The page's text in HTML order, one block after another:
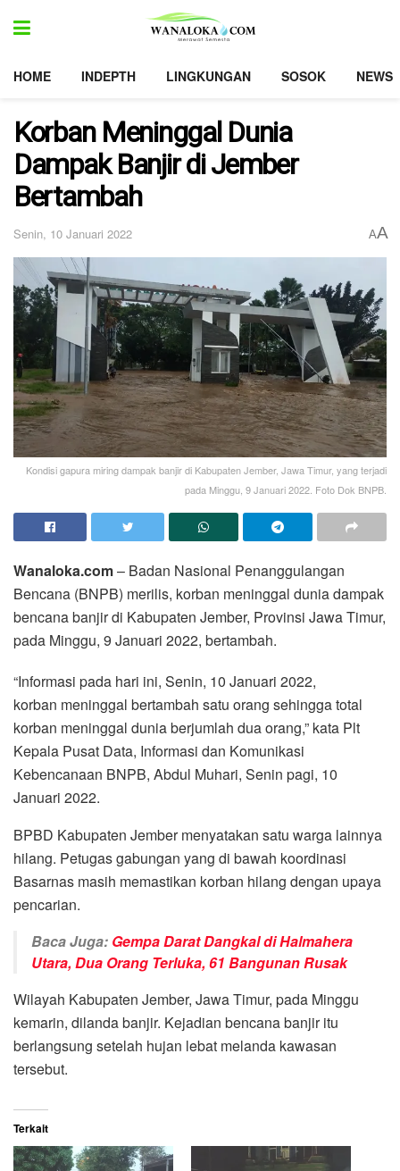
HOME INDEPTH LINGKUNGAN SOSOK NEWS
Korban Meninggal Dunia
Dampak Banjir di Jember
Bertambah
Senin, 10 Januari 2022 AA
Kondisi gapura miring dampak banjir di Kabupaten Jember, Jawa Timur, yang terjadi
pada Minggu, 9 Januari 2022. Foto Dok BNPB.
Wanaloka.com– Badan Nasional Penanggulangan
Bencana (BNPB) merilis, korban meninggal dunia dampak
bencana banjir di Kabupaten Jember, Provinsi Jawa Timur,
pada Minggu, 9 Januari 2022, bertambah.
“Informasi pada hari ini, Senin, 10 Januari 2022,
korban meninggal bertambah satu orang sehingga total
korban meninggal dunia berjumlah dua orang,” kata Plt
Kepala Pusat Data, Informasi dan Komunikasi
Kebencanaan BNPB, Abdul Muhari, Senin pagi, 10
Januari 2022.
BPBD Kabupaten Jember menyatakan satu warga lainnya
hilang. Petugas gabungan yang di bawah koordinasi
Basarnas masih memastikan korban hilang dengan upaya
pencarian.
Baca Juga: Gempa Darat Dangkal di Halmahera
Utara, Dua Orang Terluka, 61 Bangunan Rusak
Wilayah Kabupaten Jember, Jawa Timur, pada Minggu
kemarin, dilanda banjir. Kejadian bencana banjir itu
berlangsung setelah hujan lebat melanda kawasan
tersebut.
Terkait